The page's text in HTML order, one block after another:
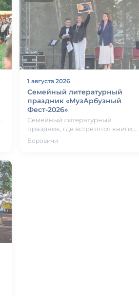
1 августа 2026
Семейный литературный
праздник «МузАрбузный
Фест-2026»
Семейный литературный
праздник, где встретятся книги,
творчество, музыка, вкусная еда,
Боровичи